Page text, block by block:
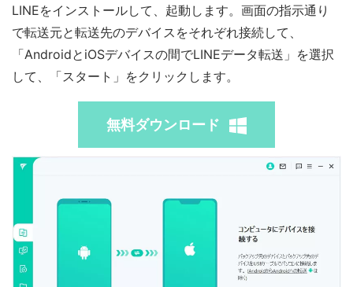
LINEをインストールして、起動します。画面の指示通り
で転送元と転送先のデバイスをそれぞれ接続して、
「AndroidとiOSデバイスの間でLINEデータ転送」を選択
して、「スタート」をクリックします。
無料ダウンロード